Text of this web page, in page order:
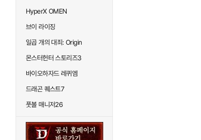
HyperX OMEN
브이 라이징
일곱 개의 대죄: Origin
몬스터헌터 스토리즈3
바이오하자드 레퀴엠
드래곤 퀘스트7
풋볼 매니저26